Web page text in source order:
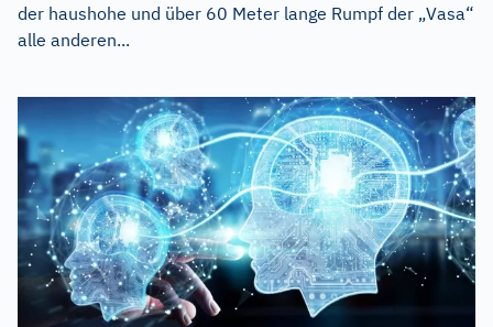
der haushohe und über 60 Meter lange Rumpf der „Vasa“
alle anderen...